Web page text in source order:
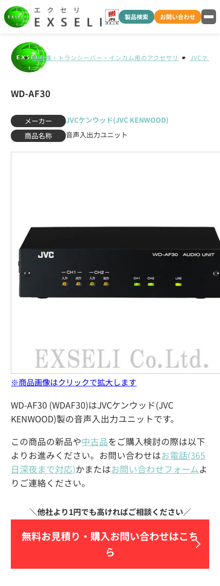
製品検索 お問い合わせ
無線機・トランシーバー・インカム用のアクセサリ JVCケン
WD-AF30
メーカー
JVCケンウッド(JVC KENWOOD)
商品名称
音声入出力ユニット
WD-AF30 (WDAF30)はJVCケンウッド(JVC
KENWOOD)製の音声入出力ユニットです。
この商品の新品や中古品をご購入検討の際は以下
よりお進みください。お問い合わせはお電話(365
日深夜まで対応)かまたはお問い合わせフォームよ
りご連絡ください。
無料お見積り・ 購入お問い合わせはこち
ら
※商品画像はクリックで拡大します